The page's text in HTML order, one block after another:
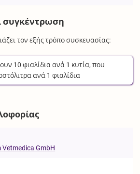
συγκέντρωση
τον εξής τρόπο συσκευασίας:
10 φιαλίδια ανά 1 κυτία, που
ανά 1 φιαλίδια
Vetmedica GmbH